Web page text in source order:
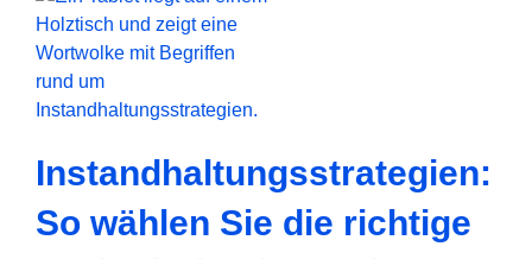
Instandhaltungsstrategien:
So wählen Sie die richtige